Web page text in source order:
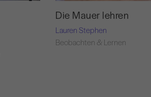
Die Mauer lehren
Lauren Stephen
Beobachten & Lernen